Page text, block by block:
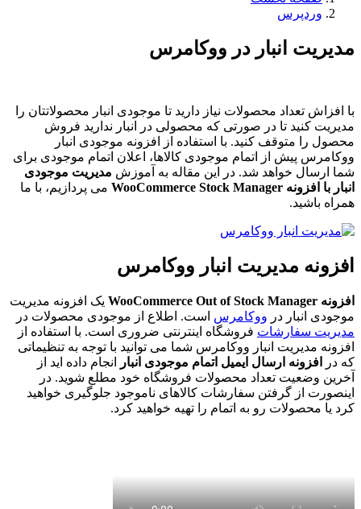
وردپرس
مدیریت انبار در ووکامرس
با افزاش تعداد محصولات نیاز دارید تا موجودی انبار محصولاتتان را
مدیریت کنید تا در صورتی که محصولی در انبار ندارید فروش
محصول را متوقف کنید. با استفاده از
افزونه موجودی انبار
ووکامرس پیش از اتمام موجودی کالاها، اعلان اتمام موجودی برای
شما ارسال خواهد شد. در این مقاله به آموزش مدیریت موجودی
انبار با افزونه WooCommerce Stock Manager
می پردازیم، با ما
همراه باشید.
افزونه مدیریت انبار ووکامرس
افزونه WooCommerce Out of Stock Manager یک افزونه مدیریت
موجودی انبار در ووکامرس است. اطلاع از موجودی محصولات در
مدیریت سفارشات فروشگاه اینترنتی ضروری است. با استفاده از
افزونه مدیریت انبار ووکامرس شما می توانید با توجه به تنظیماتی
که در
افزونه ارسال ایمیل اتمام موجودی انبار
انجام داده اید از
آخرین وضعیت تعداد محصولات فروشگاه خود مطلع شوید. در
اینصورت از گرفتن سفارشات کالاهای ناموجود جلوگیری خواهید
کرد یا محصولات رو به اتمام را تهیه خواهید کرد.